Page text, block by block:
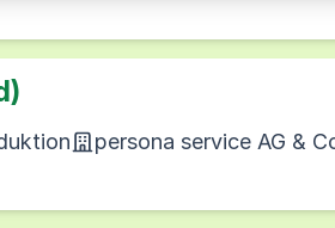
persona service AG &